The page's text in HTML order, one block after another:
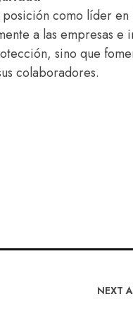
como líder
a las empresas e
sino que
colaboradores.
NEXT